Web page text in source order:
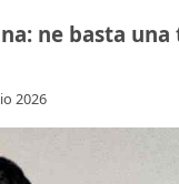
ne basta
2026